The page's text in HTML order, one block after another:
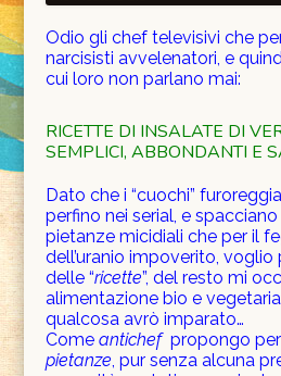
Odio gli chef televisivi che
narcisisti avvelenatori, e
cui loro non parlano mai:
RICETTE DI INSALATE DI
SEMPLICI, ABBONDANTI E
Dato che i “cuochi”
perfino nei serial, e
pietanze micidiali che per il
dell’uranio impoverito, voglio
delle “ricette”, del resto mi
alimentazione bio e
qualcosa avrò imparato…
Comeantichef propongo
pietanze, pur senza alcuna